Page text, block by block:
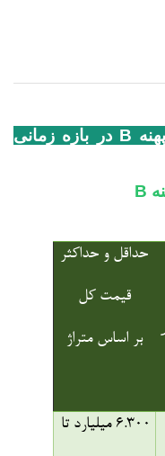
جدول ارزیابی قیمت بازار برج پهنه B در بازه زمانی
حداقل و حداکثر
قیمت کل
بر اساس متراژ